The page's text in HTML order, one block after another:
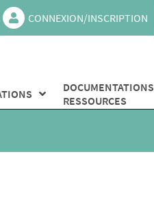
CONNEXION/INSCRIPTION
DOCUMENTATIONS
RESSOURCES